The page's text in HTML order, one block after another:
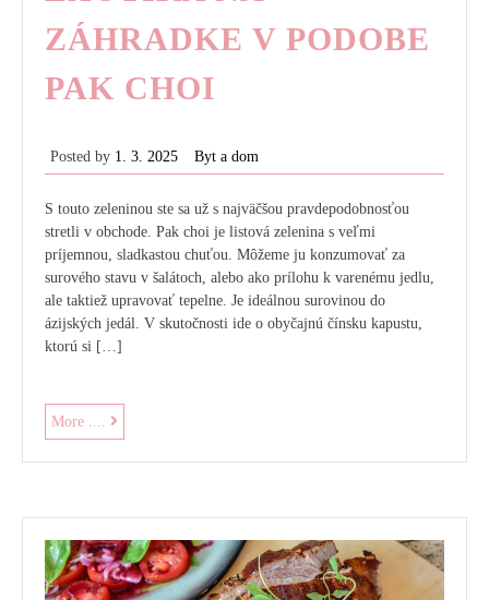
ZÁHRADKE V PODOBE
PAK CHOI
Posted by 1. 3. 2025 Byt a dom
S touto zeleninou ste sa už s najväčšou pravdepodobnosťou
stretli v obchode. Pak choi je listová zelenina s veľmi
príjemnou, sladkastou chuťou. Môžeme ju konzumovať za
surového stavu v šalátoch, alebo ako prílohu k varenému jedlu,
ale taktiež upravovať tepelne. Je ideálnou surovinou do
ázijských jedál. V skutočnosti ide o obyčajnú čínsku kapustu,
ktorú si […]
More .... Exotika
na
záhradke
CHOI